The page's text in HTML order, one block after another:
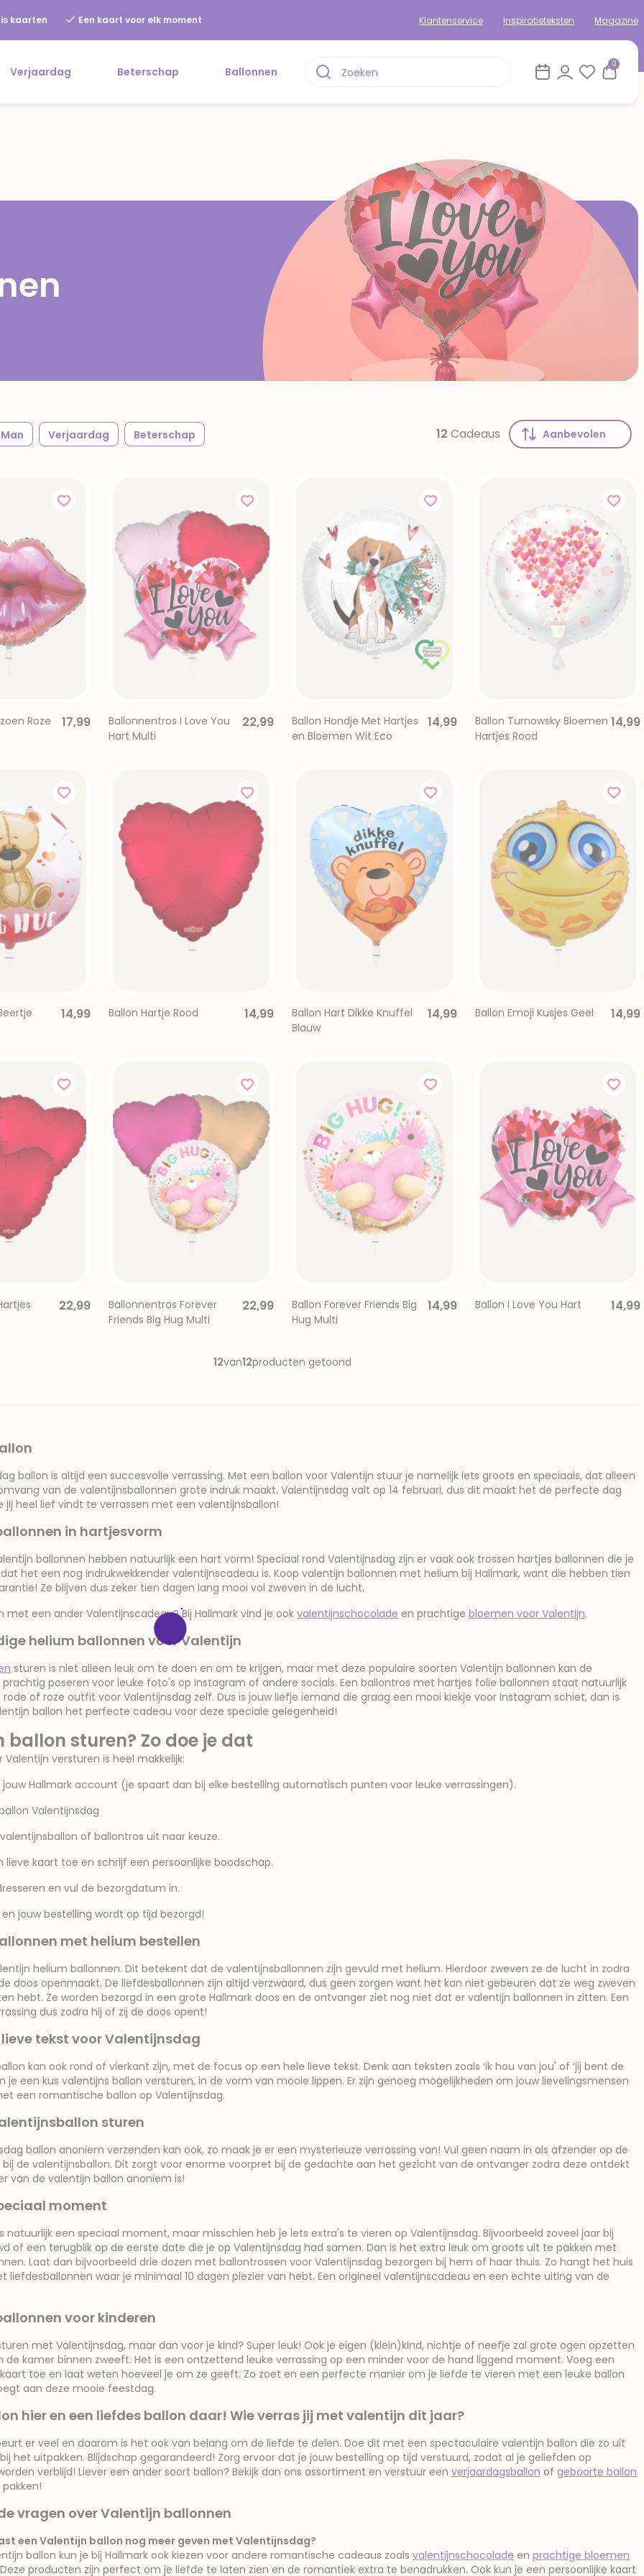
kaarten Een kaart voor elk moment Klantenservice Inspiratieteksten Magazine
Verjaardag Beterschap Ballonnen
0
Man Verjaardag Beterschap 12 Cadeaus
Roze 17,99
Ballonnentros I Love You
Hart Multi
22,99
Ballon Hondje Met Hartjes
en Bloemen Wit Eco
14,99
Ballon Turnowsky Bloemen
Hartjes Rood
14,99
14,99 Ballon Hartje Rood 14,99
Ballon Hart Dikke Knuffel
Blauw
14,99 Ballon Emoji Kusjes Geel 14,99
22,99
Ballonnentros Forever
Friends Big Hug Multi
22,99
Ballon Forever Friends Big
Hug Multi
14,99 Ballon I Love You Hart 14,99
12van12producten getoond
ballon is altijd een succesvolle verrassing. Met een ballon voor Valentijn stuur je namelijk iets groots en speciaals, dat alleen
van de valentijnsballonnen grote indruk maakt. Valentijnsdag valt op 14 februari, dus dit maakt het de perfecte dag
jij heel lief vindt te verrassen met een valentijnsballon!
in hartjesvorm
ballonnen hebben natuurlijk een hart vorm! Speciaal rond Valentijnsdag zijn er vaak ook trossen hartjes ballonnen die je
het een nog indrukwekkender valentijnscadeau is. Koop valentijn ballonnen met helium bij Hallmark, want die hebben tien
Ze blijven dus zeker tien dagen lang mooi vol zweven in de lucht.
met een ander Valentijnscadeau? Bij Hallmark vind je ook valentijnschocolade en prachtige bloemen voor Valentijn.
helium ballonnen voor Valentijn
sturen is niet alleen leuk om te doen en om te krijgen, maar met deze populaire soorten Valentijn ballonnen kan de
poseren voor leuke foto's op Instagram of andere socials. Een ballontros met hartjes folie ballonnen staat natuurlijk
of roze outfit voor Valentijnsdag zelf. Dus is jouw liefje iemand die graag een mooi kiekje voor Instagram schiet, dan is
ballon het perfecte cadeau voor deze speciale gelegenheid!
ballon sturen? Zo doe je dat
Valentijn versturen is heel makkelijk:
jouw Hallmark account (je spaart dan bij elke bestelling automatisch punten voor leuke verrassingen).
Valentijnsdag
of ballontros uit naar keuze.
lieve kaart toe en schrijf een persoonlijke boodschap.
en vul de bezorgdatum in.
en jouw bestelling wordt op tijd bezorgd!
met helium bestellen
helium ballonnen. Dit betekent dat de valentijnsballonnen zijn gevuld met helium. Hierdoor zweven ze de lucht in zodra
doos openmaakt. De liefdesballonnen zijn altijd verzwaard, dus geen zorgen want het kan niet gebeuren dat ze weg zweven
hebt. Ze worden bezorgd in een grote Hallmark doos en de ontvanger ziet nog niet dat er valentijn ballonnen in zitten. Een
dus zodra hij of zij de doos opent!
tekst voor Valentijnsdag
kan ook rond of vierkant zijn, met de focus op een hele lieve tekst. Denk aan teksten zoals ‘ik hou van jou' of ‘jij bent de
je een kus valentijns ballon versturen, in de vorm van mooie lippen. Er zijn genoeg mogelijkheden om jouw lievelingsmensen
een romantische ballon op Valentijnsdag.
sturen
ballon anoniem verzenden kan ook, zo maak je er een mysterieuze verrassing van! Vul geen naam in als afzender op de
bij de valentijnsballon. Dit zorgt voor enorme voorpret bij de gedachte aan het gezicht van de ontvanger zodra deze ontdekt
van de valentijn ballon anoniem is!
moment
natuurlijk een speciaal moment, maar misschien heb je iets extra's te vieren op Valentijnsdag. Bijvoorbeeld zoveel jaar bij
of een terugblik op de eerste date die je op Valentijnsdag had samen. Dan is het extra leuk om groots uit te pakken met
Laat dan bijvoorbeeld drie dozen met ballontrossen voor Valentijnsdag bezorgen bij hem of haar thuis. Zo hangt het huis
liefdesballonnen waar je minimaal 10 dagen plezier van hebt. Een origineel valentijnscadeau en een echte uiting van de
voor kinderen
met Valentijnsdag, maar dan voor je kind? Super leuk! Ook je eigen (klein)kind, nichtje of neefje zal grote ogen opzetten
de kamer binnen zweeft. Het is een ontzettend leuke verrassing op een minder voor de hand liggend moment. Voeg een
toe en laat weten hoeveel je om ze geeft. Zo zoet en een perfecte manier om je liefde te vieren met een leuke ballon
aan deze mooie feestdag.
hier en een liefdes ballon daar! Wie verras jij met valentijn dit jaar?
er veel en daarom is het ook van belang om de liefde te delen. Doe dit met een spectaculaire valentijn ballon die zo uit
het uitpakken. Blijdschap gegarandeerd! Zorg ervoor dat je jouw bestelling op tijd verstuurd, zodat al je geliefden op
verblijd! Liever een ander soort ballon? Bekijk dan ons assortiment en verstuur een verjaardagsballon of geboorte ballon
vragen over Valentijn ballonnen
een Valentijn ballon nog meer geven met Valentijnsdag?
ballon kun je bij Hallmark ook kiezen voor andere romantische cadeaus zoals valentijnschocolade en prachtige bloemen
producten zijn perfect om je liefde te laten zien en de romantiek extra te benadrukken. Ook kun je een persoonlijke kaart